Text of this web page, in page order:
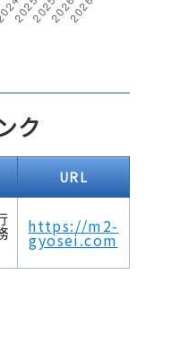
ク
URL
https://m2-
gyosei.com